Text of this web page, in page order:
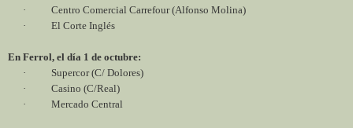
·
Centro Comercial Carrefour (Alfonso Molina)
·
El Corte Inglés
En Ferrol, el día 1 de octubre:
·
Supercor (C/ Dolores)
·
Casino (C/Real)
·
Mercado Central